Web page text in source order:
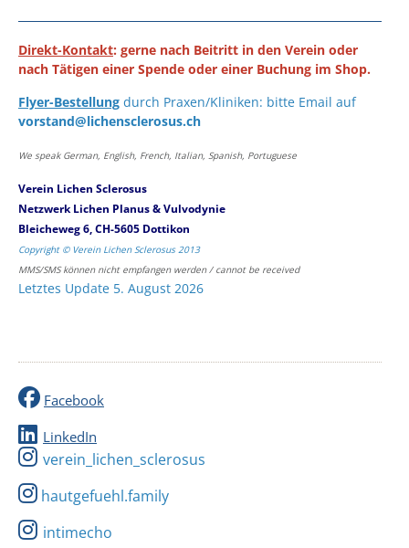
Direkt-Kontakt: gerne nach Beitritt in den Verein oder
nach Tätigen einer Spende oder einer Buchung im Shop.
Flyer-Bestellung durch Praxen/Kliniken: bitte Email auf
vorstand@lichensclerosus.ch
We speak German, English, French, Italian, Spanish, Portuguese
Verein Lichen Sclerosus
Netzwerk Lichen Planus & Vulvodynie
Bleicheweg 6, CH-5605 Dottikon
Copyright © Verein Lichen Sclerosus 2013
MMS/SMS können nicht empfangen werden / cannot be received
Letztes Update 5. August 2026
Facebook
LinkedIn
verein_lichen_sclerosus
hautgefuehl.family
intimecho